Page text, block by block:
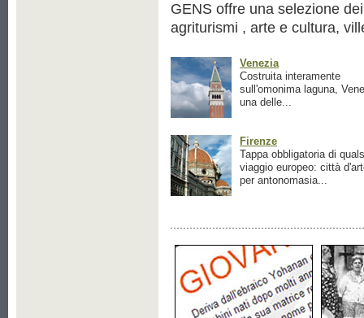
GENS offre una selezione
agriturismi , arte e cultura,
Venezia
Costruita interamente
sull'omonima laguna,
una delle...
Firenze
Tappa obbligatoria di
viaggio europeo: città
per antonomasia...